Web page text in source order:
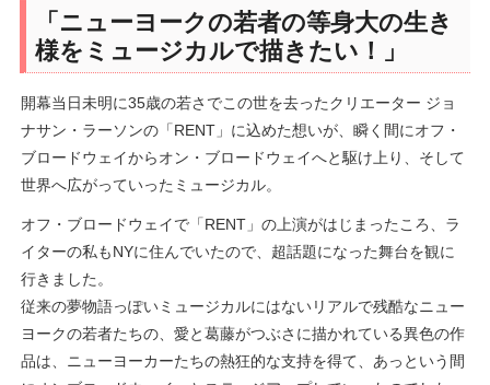
「ニューヨークの若者の等身大の生き
様をミュージカルで描きたい！」
開幕当日未明に35歳の若さでこの世を去ったクリエーター ジョ
ナサン・ラーソンの「RENT」に込めた想いが、瞬く間にオフ・
ブロードウェイからオン・ブロードウェイへと駆け上り、そして
世界へ広がっていったミュージカル。
オフ・ブロードウェイで「RENT」の上演がはじまったころ、ラ
イターの私もNYに住んでいたので、超話題になった舞台を観に
行きました。
従来の夢物語っぽいミュージカルにはないリアルで残酷なニュー
ヨークの若者たちの、愛と葛藤がつぶさに描かれている異色の作
品は、ニューヨーカーたちの熱狂的な支持を得て、あっという間